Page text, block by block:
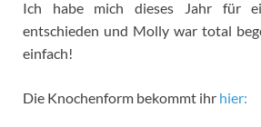
Ich habe mich dieses Jahr für
entschieden und Molly war total
einfach!
Die Knochenform bekommt ihr hier: